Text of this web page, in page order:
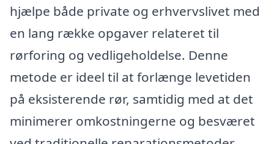
hjælpe både private og erhvervslivet med
en lang række opgaver relateret til
rørforing og vedligeholdelse. Denne
metode er ideel til at forlænge levetiden
på eksisterende rør, samtidig med at det
minimerer omkostningerne og besværet